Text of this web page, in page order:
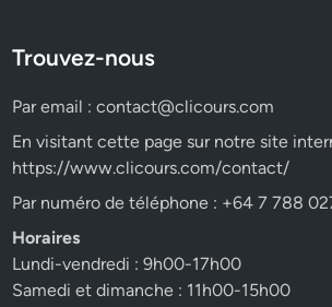
Trouvez-nous
Par email :contact@clicours.com
En visitant cette page sur notre site
https://www.clicours.com/contact/
Par numéro de téléphone : +64 7 788
Horaires
Lundi-vendredi : 9h00-17h00
Samedi et dimanche : 11h00-15h00